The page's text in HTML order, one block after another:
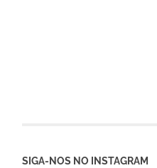
SIGA-NOS NO INSTAGRAM